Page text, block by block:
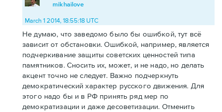
mikhailove
March 1 2014, 18:55:18 UTC
Не думаю, что заведомо было бы ошибкой, тут всё
зависит от обстановки. Ошибкой, например, является
подчеркивание защиты советских ценностей типа
памятников. Сносить их, может, и не надо, но делать
акцент точно не следует. Важно подчеркнуть
демократический характер русского движения. Для
этого надо бы и в РФ принять ряд мер по
демократизации и даже десоветизации. Отменить